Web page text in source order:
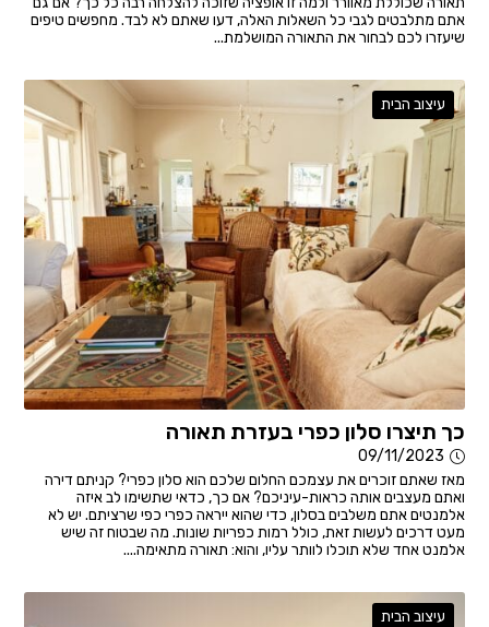
אתם מתלבטים לגבי כל השאלות האלה, דעו שאתם לא לבד. מחפשים טיפים
שיעזרו לכם לבחור את התאורה המושלמת...
עיצוב הבית
כך תיצרו סלון כפרי בעזרת תאורה
09/11/2023
מאז שאתם זוכרים את עצמכם החלום שלכם הוא סלון כפרי? קניתם דירה
ואתם מעצבים אותה כראות-עיניכם? אם כך, כדאי שתשימו לב איזה
אלמנטים אתם משלבים בסלון, כדי שהוא ייראה כפרי כפי שרציתם. יש לא
מעט דרכים לעשות זאת, כולל רמות כפריות שונות. מה שבטוח זה שיש
אלמנט אחד שלא תוכלו לוותר עליו, והוא: תאורה מתאימה....
עיצוב הבית